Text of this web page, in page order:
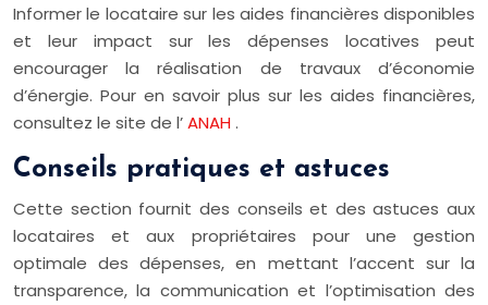
Informer le locataire sur les aides financières disponibles
et leur impact sur les dépenses locatives peut
encourager la réalisation de travaux d’économie
d’énergie. Pour en savoir plus sur les aides financières,
consultez le site de l’ANAH .
Conseils pratiques et astuces
Cette section fournit des conseils et des astuces aux
locataires et aux propriétaires pour une gestion
optimale des dépenses, en mettant l’accent sur la
transparence, la communication et l’optimisation des